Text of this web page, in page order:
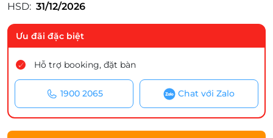
HSD: 31/12/2026
Ưu đãi đặc biệt
Hỗ trợ booking, đặt bàn
1900 2065 Chat với Zalo